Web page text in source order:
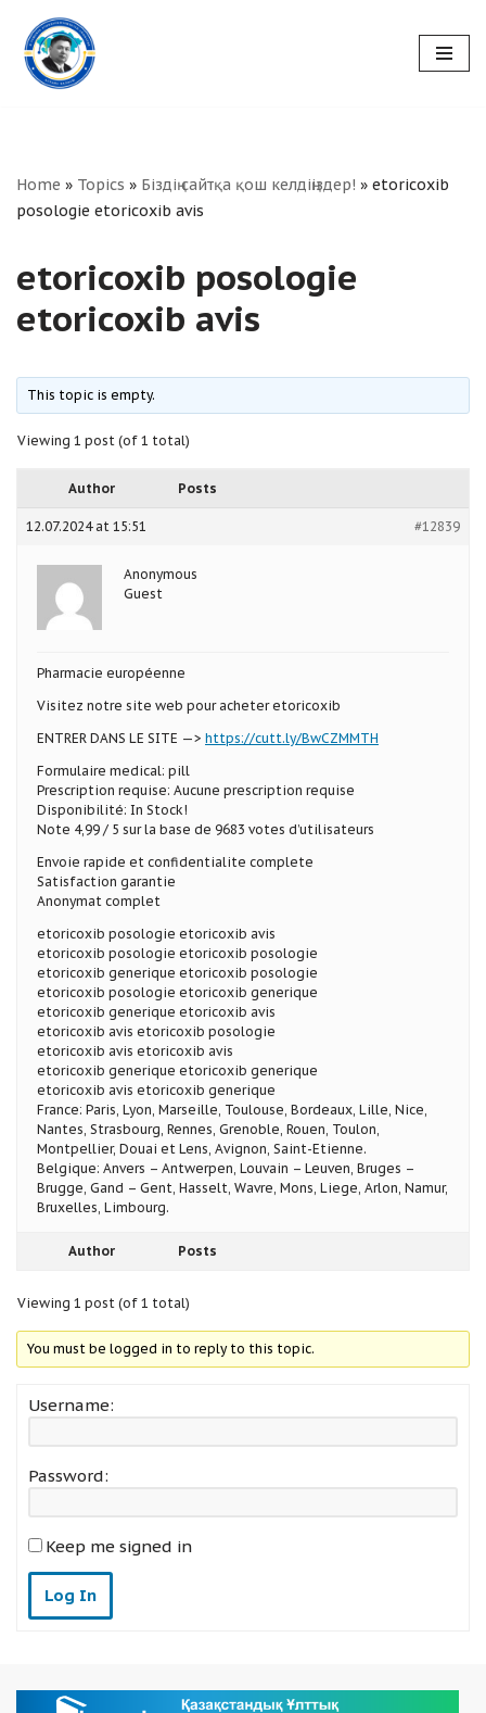
Skip
to
Home » Topics » Біздің сайтқа қош келдіңіздер! » etoricoxib
posologie etoricoxib avis
etoricoxib posologie
etoricoxib avis
This topic is empty.
Viewing 1 post (of 1 total)
Author Posts
12.07.2024 at 15:51 #12839
Anonymous
Guest
Pharmacie européenne
Visitez notre site web pour acheter etoricoxib
ENTRER DANS LE SITE —> https://cutt.ly/BwCZMMTH
Formulaire medical: pill
Prescription requise: Aucune prescription requise
Disponibilité: In Stock!
Note 4,99 / 5 sur la base de 9683 votes d’utilisateurs
Envoie rapide et confidentialite complete
Satisfaction garantie
Anonymat complet
etoricoxib posologie etoricoxib avis
etoricoxib posologie etoricoxib posologie
etoricoxib generique etoricoxib posologie
etoricoxib posologie etoricoxib generique
etoricoxib generique etoricoxib avis
etoricoxib avis etoricoxib posologie
etoricoxib avis etoricoxib avis
etoricoxib generique etoricoxib generique
etoricoxib avis etoricoxib generique
France: Paris, Lyon, Marseille, Toulouse, Bordeaux, Lille, Nice,
Nantes, Strasbourg, Rennes, Grenoble, Rouen, Toulon,
Montpellier, Douai et Lens, Avignon, Saint-Etienne.
Belgique: Anvers – Antwerpen, Louvain – Leuven, Bruges –
Brugge, Gand – Gent, Hasselt, Wavre, Mons, Liege, Arlon, Namur,
Bruxelles, Limbourg.
Author Posts
Viewing 1 post (of 1 total)
You must be logged in to reply to this topic.
Username:
Password:
Keep me signed in
Log In